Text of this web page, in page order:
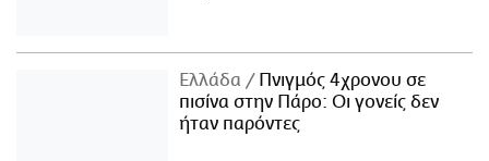
Ελλάδα
Πνιγμός 4χρονου σε
πισίνα στην Πάρο: Οι γονείς δεν
ήταν παρόντες